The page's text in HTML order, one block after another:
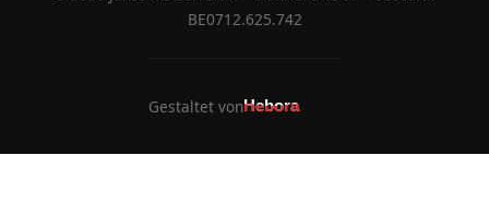
BE0712.625.742
Gestaltet vonHebora
Hebora